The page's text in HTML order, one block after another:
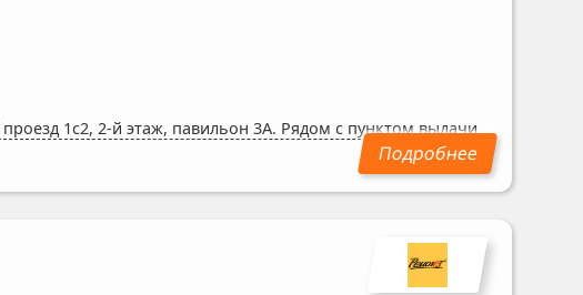
1с2, 2-й этаж, павильон 3А. Рядом с пунктом выдачи